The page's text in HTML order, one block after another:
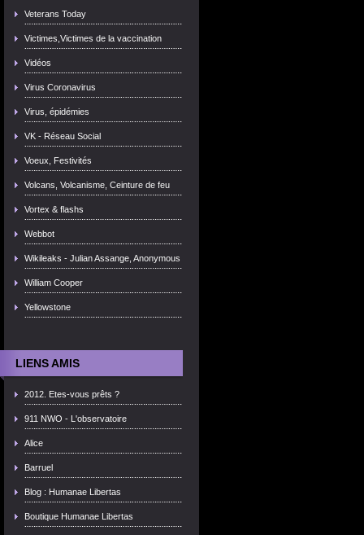
Veterans Today
Victimes,Victimes de la vaccination
Vidéos
Virus Coronavirus
Virus, épidémies
VK - Réseau Social
Voeux, Festivités
Volcans, Volcanisme, Ceinture de feu
Vortex & flashs
Webbot
Wikileaks - Julian Assange, Anonymous
William Cooper
Yellowstone
LIENS AMIS
2012. Etes-vous prêts ?
911 NWO - L'observatoire
Alice
Barruel
Blog : Humanae Libertas
Boutique Humanae Libertas